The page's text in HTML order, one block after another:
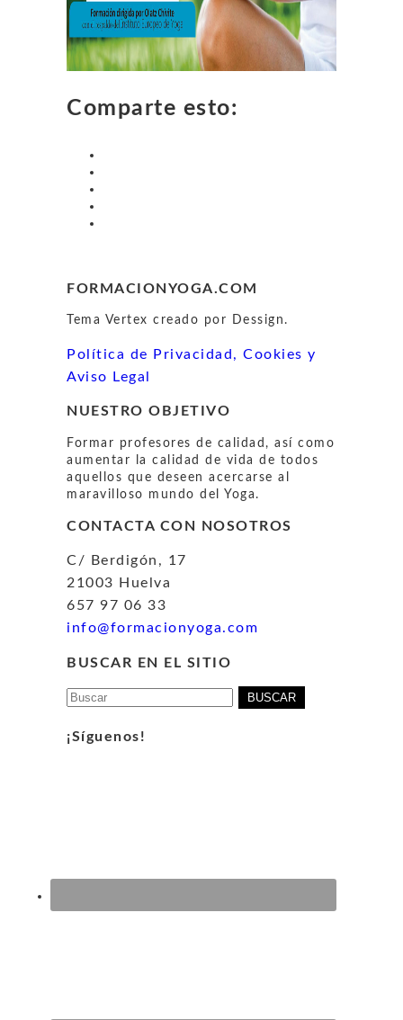
Comparte esto:
FORMACIONYOGA.COM
Tema Vertex creado por Dessign.
Política de Privacidad, Cookies y
Aviso Legal
NUESTRO OBJETIVO
Formar profesores de calidad, así como
aumentar la calidad de vida de todos
aquellos que deseen acercarse al
maravilloso mundo del Yoga.
CONTACTA CON NOSOTROS
C/ Berdigón, 17
21003 Huelva
657 97 06 33
info@formacionyoga.com
BUSCAR EN EL SITIO
Buscar:
¡Síguenos!